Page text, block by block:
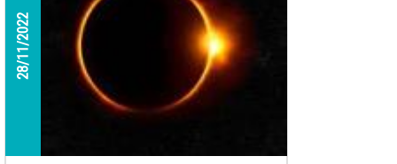
28/11/2022